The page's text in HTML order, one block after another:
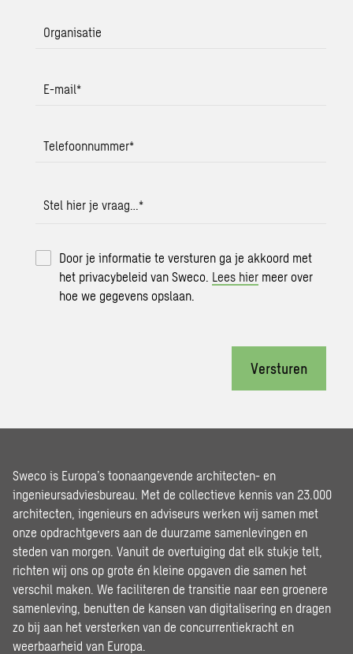
Organisatie
E-mail*
Telefoonnummer*
Stel hier je vraag…*
Door je informatie te versturen ga je akkoord met
het privacybeleid van Sweco. Lees hier meer over
hoe we gegevens opslaan.
Versturen
Sweco is Europa’s toonaangevende architecten- en
ingenieursadviesbureau. Met de collectieve kennis van 23.000
architecten, ingenieurs en adviseurs werken wij samen met
onze opdrachtgevers aan de duurzame samenlevingen en
steden van morgen. Vanuit de overtuiging dat elk stukje telt,
richten wij ons op grote én kleine opgaven die samen het
verschil maken. We faciliteren de transitie naar een groenere
samenleving, benutten de kansen van digitalisering en dragen
zo bij aan het versterken van de concurrentiekracht en
weerbaarheid van Europa.